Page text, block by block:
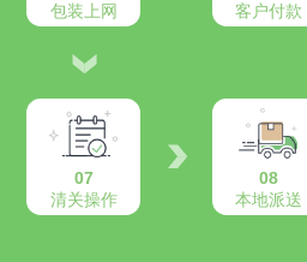
包装上网
客户付款
07
清关操作
08
本地派送